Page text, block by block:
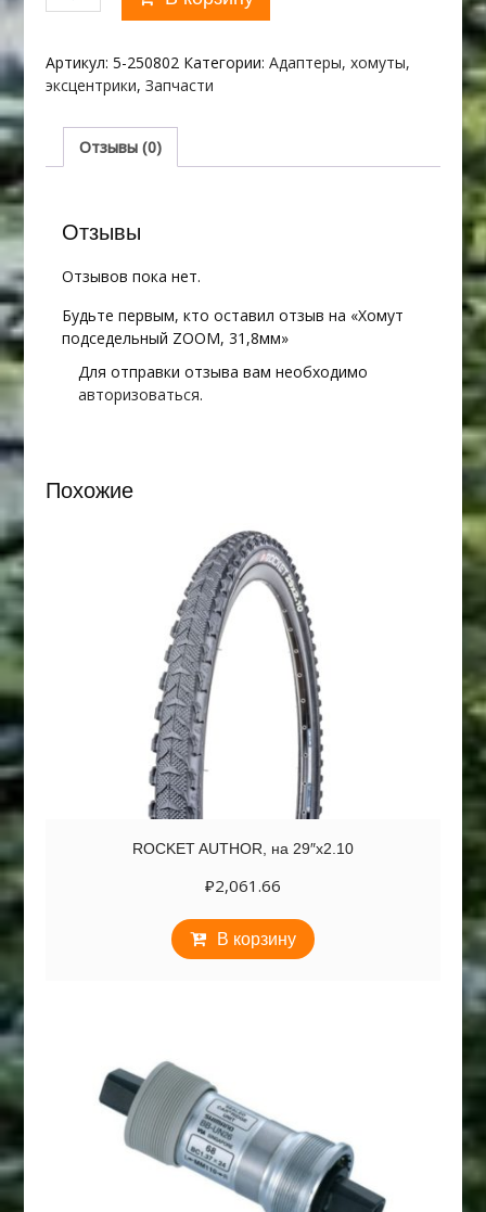
товара
подседельный
ZOOM,
31,8мм
Артикул: 5-250802 Категории: Адаптеры, хомуты,
эксцентрики, Запчасти
Отзывы (0)
Отзывы
Отзывов пока нет.
Будьте первым, кто оставил отзыв на «Хомут
подседельный ZOOM, 31,8мм»
Для отправки отзыва вам необходимо
авторизоваться.
Похожие
ROCKET AUTHOR, на 29″х2.10
₽2,061.66
В корзину